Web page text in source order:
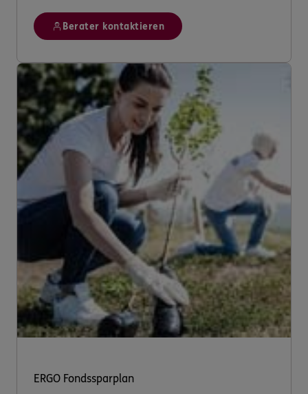
Berater kontaktieren
ERGO Fondssparplan